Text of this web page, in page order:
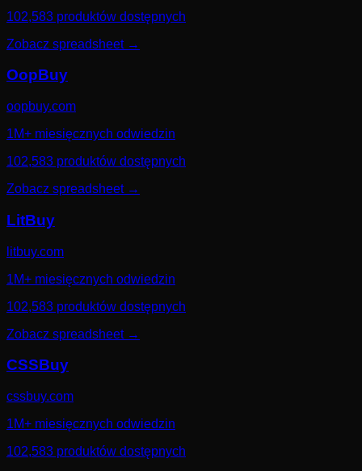
102,583 produktów dostępnych
Zobacz spreadsheet→
OopBuy
oopbuy.com
1M+ miesięcznych odwiedzin
102,583 produktów dostępnych
Zobacz spreadsheet→
LitBuy
litbuy.com
1M+ miesięcznych odwiedzin
102,583 produktów dostępnych
Zobacz spreadsheet→
CSSBuy
cssbuy.com
1M+ miesięcznych odwiedzin
102,583 produktów dostępnych